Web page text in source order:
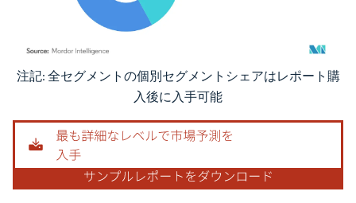
画像 © Mordor Intelligence。再利用にはCC BY 4.0の表示が必要です。
注記: 全セグメントの個別セグメントシェアはレポート購
入後に入手可能